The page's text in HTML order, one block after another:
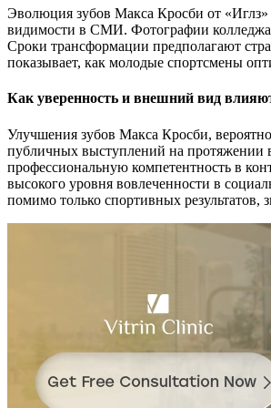
Эволюция зубов Макса Кросби от «Иглз»
видимости в СМИ. Фотографии
Сроки трансформации предполагают
показывает, как молодые спортсмены
Как уверенность и внешний вид
Улучшения зубов Макса Кросби,
публичных выступлений на протяжении
профессиональную компетентность в
высокого уровня вовлеченности в
помимо только спортивных результатов,